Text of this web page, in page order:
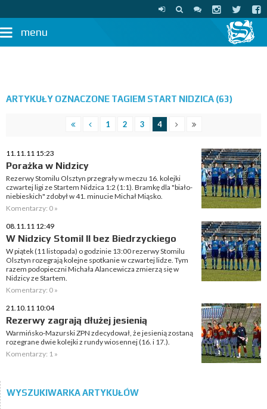
menu
ARTYKUŁY OZNACZONE TAGIEM START NIDZICA (63)
1 2 3 4
11.11.11 15:23
Porażka w Nidzicy
Rezerwy Stomilu Olsztyn przegrały w meczu 16. kolejki
czwartej ligi ze Startem Nidzica 1:2 (1:1). Bramkę dla "biało-
niebieskich" zdobył w 41. minucie Michał Miąsko.
Komentarzy: 0 »
08.11.11 12:49
W Nidzicy Stomil II bez Biedrzyckiego
W piątek (11 listopada) o godzinie 13:00 rezerwy Stomilu
Olsztyn rozegrają kolejne spotkanie w czwartej lidze. Tym
razem podopieczni Michała Alancewicza zmierzą się w
Nidzicy ze Startem.
Komentarzy: 0 »
21.10.11 10:04
Rezerwy zagrają dłużej jesienią
Warmińsko-Mazurski ZPN zdecydował, że jesienią zostaną
rozegrane dwie kolejki z rundy wiosennej (16. i 17.).
Komentarzy: 1 »
WYSZUKIWARKA ARTYKUŁÓW